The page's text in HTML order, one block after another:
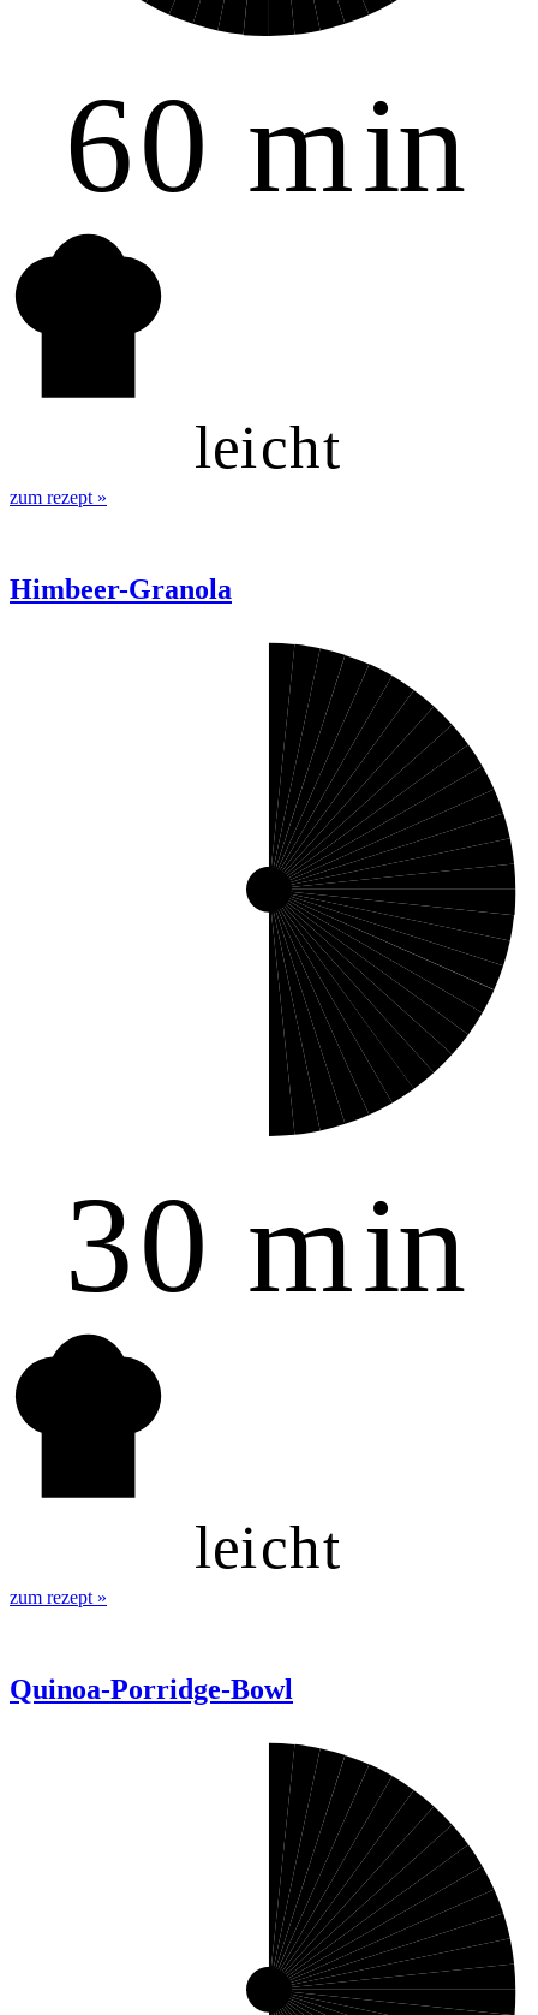
60 min
leicht
zum rezept »
Himbeer-Granola
30 min
leicht
zum rezept »
Quinoa-Porridge-Bowl